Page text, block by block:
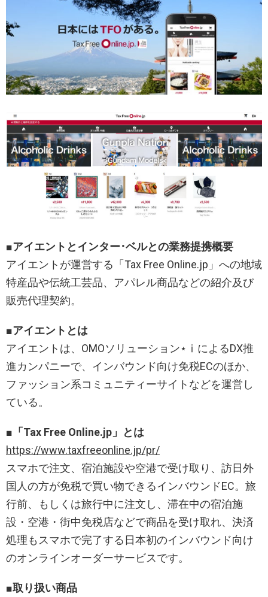
■アイエントとインター･ベルとの業務提携概要
アイエントが運営する「Tax Free Online.jp」への地域
特産品や伝統工芸品、アパレル商品などの紹介及び
販売代理契約。
■アイエントとは
アイエントは、OMOソリューション⋆ⅰによるDX推
進カンパニーで、インバウンド向け免税ECのほか、
ファッション系コミュニティーサイトなどを運営し
ている。
■「Tax Free Online.jp」とは
https://www.taxfreeonline.jp/pr/
スマホで注文、宿泊施設や空港で受け取り、訪日外
国人の方が免税で買い物できるインバウンドEC。旅
行前、もしくは旅行中に注文し、滞在中の宿泊施
設・空港・街中免税店などで商品を受け取れ、決済
処理もスマホで完了する日本初のインバウンド向け
のオンラインオーダーサービスです。
■取り扱い商品